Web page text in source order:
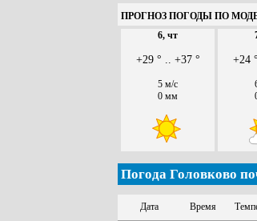
ПРОГНОЗ ПОГОДЫ ПО
6, чт
+29 ° .. +37 °
5 м/с
0 мм
+24
Погода Головково
Дата Время